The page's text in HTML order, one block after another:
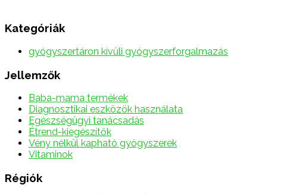
Kategóriák
gyógyszertáron kívüli gyógyszerforgalmazás
Jellemzők
Baba-mama termékek
Diagnosztikai eszközök használata
Egészségügyi tanácsadás
Étrend-kiegészítők
Vény nélkül kapható gyógyszerek
Vitaminok
Régiók